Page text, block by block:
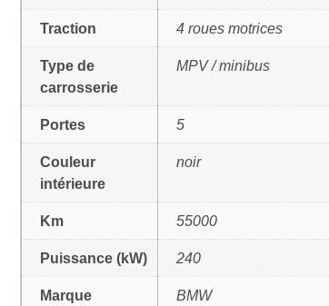
Traction 4 roues motrices
Type de
carrosserie
MPV / minibus
Portes 5
Couleur
intérieure
noir
Km 55000
Puissance (kW) 240
Marque BMW